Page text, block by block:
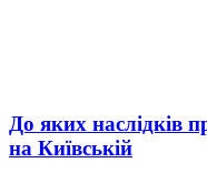
До яких наслідків
на Київській